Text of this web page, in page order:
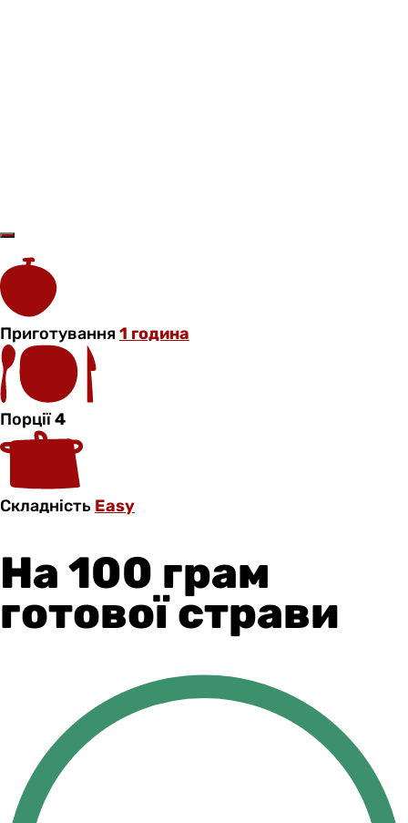
Приготування1 година
Порції4
Складність Easy
На 100 грам
готової страви